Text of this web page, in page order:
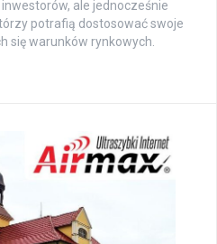
ale jednocześnie
potrafią dostosować swoje
się warunków rynkowych.